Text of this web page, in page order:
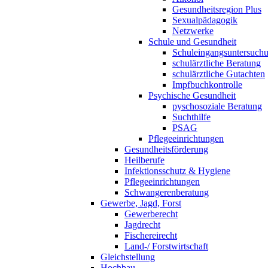
Gesundheitsregion Plus
Sexualpädagogik
Netzwerke
Schule und Gesundheit
schulärztliche Beratung
schulärztliche Gutachten
Impfbuchkontrolle
Psychische Gesundheit
pyschosoziale Beratung
Suchthilfe
PSAG
Pflegeeinrichtungen
Gesundheitsförderung
Heilberufe
Infektionsschutz & Hygiene
Pflegeeinrichtungen
Schwangerenberatung
Gewerbe, Jagd, Forst
Gewerberecht
Jagdrecht
Fischereirecht
Land-/ Forstwirtschaft
Gleichstellung